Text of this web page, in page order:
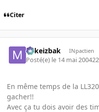
Citer
Mikeizbak INpactien
Posté(e) le 14 mai 2004
En même temps de la
gacher!!
Avec ça tu dois avoir des